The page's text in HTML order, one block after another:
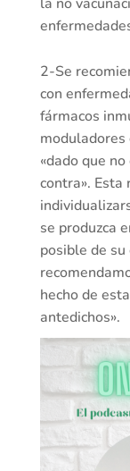
2-Se
con
fármacos
«dado que
contra». Esta
se produzca
posible de
hecho de
antedichos».